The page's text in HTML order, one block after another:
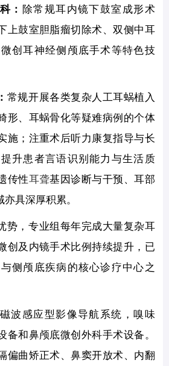
： 除常规耳内镜下鼓室成形术
上鼓室胆脂瘤切除术、双侧中耳
创耳神经侧颅底手术等特色技
常规开展各类复杂人工耳蜗植入
形、耳蜗骨化等疑难病例的个体
施；注重术后听力康复指导与长
升患者言语识别能力与生活质
传性耳聋基因诊断与干预、耳部
具深厚积累。
势，专业组每年完成大量复杂耳
创及内镜手术比例持续提升，已
侧颅底疾病的核心诊疗中心之
波感应型影像导航系统，嗅味
备和鼻颅底微创外科手术设备。
偏曲矫正术、鼻窦开放术、内翻